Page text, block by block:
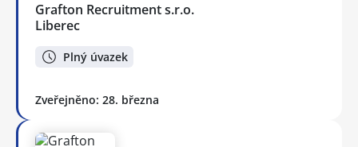
Grafton Recruitment s.r.o.
Liberec
Plný úvazek
Zveřejněno: 28. března